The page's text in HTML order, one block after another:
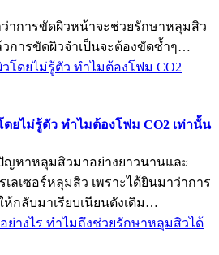
าการขัดผิวหน้าจะช่วยรักษาหลุมสิว
การขัดผิวจำเป็นจะต้องขัดซ้ำๆ…
ดยไม่รู้ตัว ทำไมต้องโฟม CO2 เท่านั้น
หาหลุมสิวมาอย่างยาวนานและ
ลเซอร์หลุมสิว เพราะได้ยินมาว่าการ
ห้กลับมาเรียบเนียนดังเดิม…